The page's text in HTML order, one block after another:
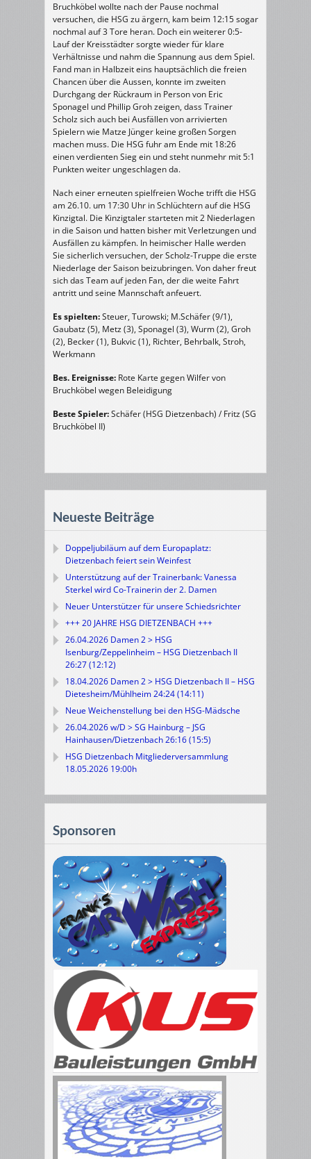
Bruchköbel wollte nach der Pause nochmal
versuchen, die HSG zu ärgern, kam beim 12:15 sogar
nochmal auf 3 Tore heran. Doch ein weiterer 0:5-
Lauf der Kreisstädter sorgte wieder für klare
Verhältnisse und nahm die Spannung aus dem Spiel.
Fand man in Halbzeit eins hauptsächlich die freien
Chancen über die Aussen, konnte im zweiten
Durchgang der Rückraum in Person von Eric
Sponagel und Phillip Groh zeigen, dass Trainer
Scholz sich auch bei Ausfällen von arrivierten
Spielern wie Matze Jünger keine großen Sorgen
machen muss. Die HSG fuhr am Ende mit 18:26
einen verdienten Sieg ein und steht nunmehr mit 5:1
Punkten weiter ungeschlagen da.
Nach einer erneuten spielfreien Woche trifft die HSG
am 26.10. um 17:30 Uhr in Schlüchtern auf die HSG
Kinzigtal. Die Kinzigtaler starteten mit 2 Niederlagen
in die Saison und hatten bisher mit Verletzungen und
Ausfällen zu kämpfen. In heimischer Halle werden
Sie sicherlich versuchen, der Scholz-Truppe die erste
Niederlage der Saison beizubringen. Von daher freut
sich das Team auf jeden Fan, der die weite Fahrt
antritt und seine Mannschaft anfeuert.
Es spielten:Steuer, Turowski; M.Schäfer (9/1),
Gaubatz (5), Metz (3), Sponagel (3), Wurm (2), Groh
(2), Becker (1), Bukvic (1), Richter, Behrbalk, Stroh,
Werkmann
Bes. Ereignisse: Rote Karte gegen Wilfer von
Bruchköbel wegen Beleidigung
Beste Spieler:Schäfer (HSG Dietzenbach) / Fritz (SG
Bruchköbel II)
Neueste Beiträge
Doppeljubiläum auf dem Europaplatz:
Dietzenbach feiert sein Weinfest
Unterstützung auf der Trainerbank: Vanessa
Sterkel wird Co-Trainerin der 2. Damen
Neuer Unterstützer für unsere Schiedsrichter
+++ 20 JAHRE HSG DIETZENBACH +++
26.04.2026 Damen 2 > HSG
Isenburg/Zeppelinheim – HSG Dietzenbach II
26:27 (12:12)
18.04.2026 Damen 2 > HSG Dietzenbach II – HSG
Dietesheim/Mühlheim 24:24 (14:11)
Neue Weichenstellung bei den HSG-Mädsche
26.04.2026 w/D > SG Hainburg – JSG
Hainhausen/Dietzenbach 26:16 (15:5)
HSG Dietzenbach Mitgliederversammlung
18.05.2026 19:00h
Sponsoren